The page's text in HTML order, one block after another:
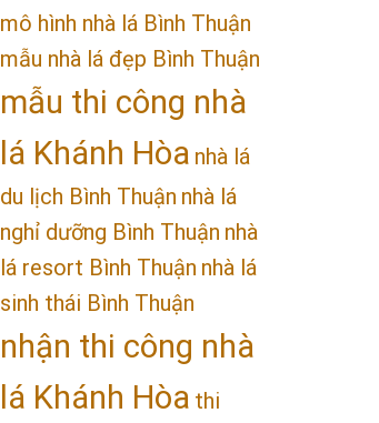
mô hình nhà lá Bình Thuận
mẫu nhà lá đẹp Bình Thuận
mẫu thi công nhà
lá Khánh Hòa nhà lá
du lịch Bình Thuận nhà lá
nghỉ dưỡng Bình Thuận nhà
lá resort Bình Thuận nhà lá
sinh thái Bình Thuận
nhận thi công nhà
lá Khánh Hòa thi